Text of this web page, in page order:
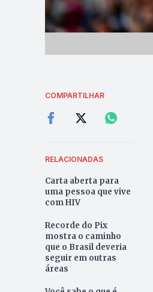
COMPARTILHAR
RELACIONADAS
Carta aberta para
uma pessoa que vive
com HIV
Recorde do Pix
mostra o caminho
que o Brasil deveria
seguir em outras
áreas